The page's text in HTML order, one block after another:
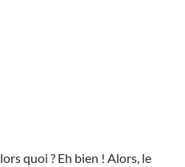
lors quoi ? Eh bien ! Alors, le